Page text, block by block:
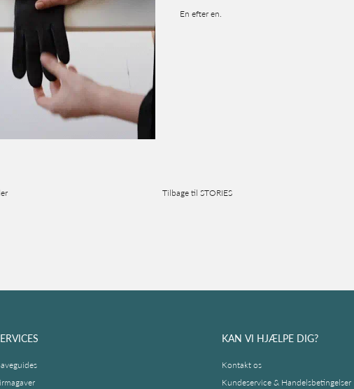
En efter en.
Tilbage til STORIES
KAN VI HJÆLPE DIG?
Kontakt os
Kundeservice & Handelsbetingelser